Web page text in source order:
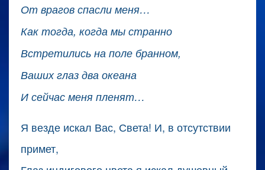
От врагов спасли меня…
Как тогда, когда мы странно
Встретились на поле бранном,
Ваших глаз два океана
И сейчас меня пленят…
Я везде искал Вас, Света! И, в отсутствии
примет,